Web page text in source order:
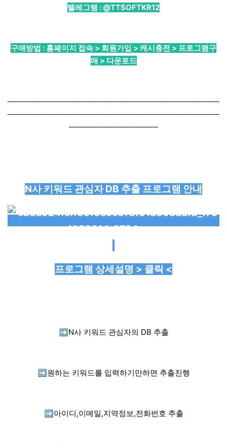
텔레그램 : @TTSOFTKR12
구매방법 : 홈페이지 접속 > 회원가입 > 캐시충전 > 프로그램구
매 > 다운로드
──────────────────────────────────────
──────────────────────────────────────
────────────────
N사 키워드 관심자 DB 추출 프로그램 안내
프로그램 상세설명 > 클릭 <
➡️ N사 키워드 관심자의 DB 추출
➡️ 원하는 키워드를 입력하기만하면 추출진행
➡️ 아이디,이메일,지역정보,전화번호 추출